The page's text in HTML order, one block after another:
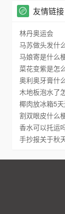
友情链接
林丹奥运会
马苏做头发什
马娘寄是什么
菜花变紫是怎
奥利奥牙膏什
木地板泡水了
椰肉放冰箱5
割双眼皮什么
香水可以托运
手抄报关于秋